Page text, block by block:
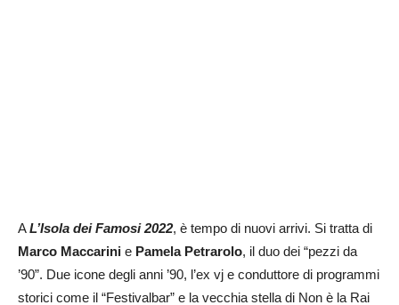
AL’Isola dei Famosi 2022, è tempo di nuovi arrivi. Si tratta di
Marco Maccarini e Pamela Petrarolo, il duo dei “pezzi da
’90”. Due icone degli anni ’90, l’ex vj e conduttore di programmi
storici come il “Festivalbar” e la vecchia stella di Non è la Rai